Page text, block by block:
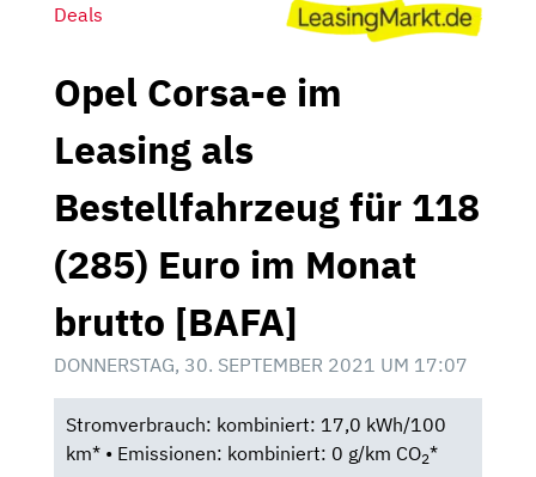
Deals
Opel Corsa-e im
Leasing als
Bestellfahrzeug für 118
(285) Euro im Monat
brutto [BAFA]
DONNERSTAG, 30. SEPTEMBER 2021 UM 17:07
Stromverbrauch: kombiniert: 17,0 kWh/100
km* • Emissionen: kombiniert: 0 g/km CO2*